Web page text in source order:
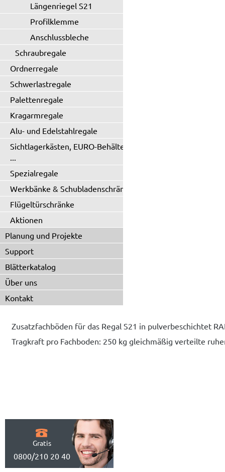
Längenriegel S21
Profilklemme
Anschlussbleche
Schraubregale
Ordnerregale
Schwerlastregale
Palettenregale
Kragarmregale
Alu- und Edelstahlregale
Sichtlagerkästen, EURO-Behälter
...
Spezialregale
Werkbänke & Schubladenschränke
Flügeltürschränke
Aktionen
Planung und Projekte
Support
Blätterkatalog
Über uns
Kontakt
Zusatzfachböden für das Regal S21 in pulverbeschichtet
Tragkraft pro Fachboden: 250 kg gleichmäßig verteilte
Gratis
0800/210 20 40